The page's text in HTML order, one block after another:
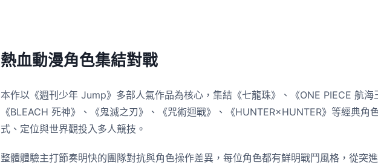
熱血動漫角色集結對戰
本作以《週刊少年 Jump》多部人氣作品為核心，集結《七龍珠》、《ONE PIECE 航海
《BLEACH 死神》、《鬼滅之刃》、《咒術迴戰》、《HUNTER×HUNTER》等經典角
式、定位與世界觀投入多人競技。
整體體驗主打節奏明快的團隊對抗與角色操作差異，每位角色都有鮮明戰鬥風格，從突